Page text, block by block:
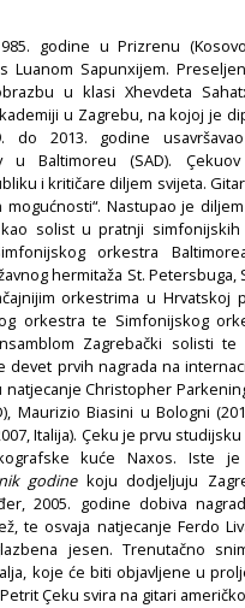
godine u Prizrenu
Luanom Sapunxijem.
u klasi Xhevdeta
u Zagrebu, na kojoj je
do 2013. godine
u Baltimoreu (SAD).
i kritičare diljem svijeta.
mogućnosti“. Nastupao je
solist u pratnji
orkestra
hermitaža St.
orkestrima u Hrvatskoj
orkestra te Simfonijskog
Zagrebački solisti te
devet prvih nagrada na
Christopher
Maurizio Biasini u Bologni
Italija). Çeku je prvu
kuće Naxos. Iste
godinekoju dodjeljuju
2005. godine dobiva
te osvaja natjecanje Ferdo
jesen. Trenutačno
koje će biti objavljene u
Çeku svira na gitari